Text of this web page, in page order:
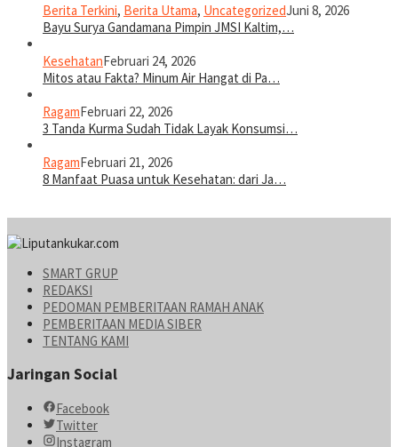
Berita Terkini, Berita Utama, UncategorizedJuni 8, 2026
Bayu Surya Gandamana Pimpin JMSI Kaltim,…
KesehatanFebruari 24, 2026
Mitos atau Fakta? Minum Air Hangat di Pa…
RagamFebruari 22, 2026
3 Tanda Kurma Sudah Tidak Layak Konsumsi…
RagamFebruari 21, 2026
8 Manfaat Puasa untuk Kesehatan: dari Ja…
SMART GRUP
REDAKSI
PEDOMAN PEMBERITAAN RAMAH ANAK
PEMBERITAAN MEDIA SIBER
TENTANG KAMI
Jaringan Social
Facebook
Twitter
Instagram